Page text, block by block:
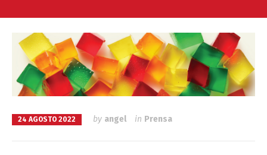
24 AGOSTO 2022 by angel in Prensa